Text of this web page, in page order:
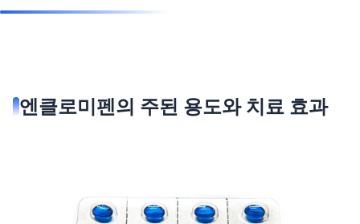
엔클로미펜의 주된 용도와 치료 효과